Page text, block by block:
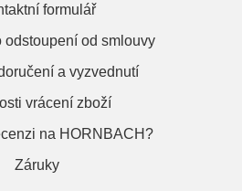
formulář
odstoupení od smlouvy
a vyzvednutí
vrácení zboží
na HORNBACH?
Záruky